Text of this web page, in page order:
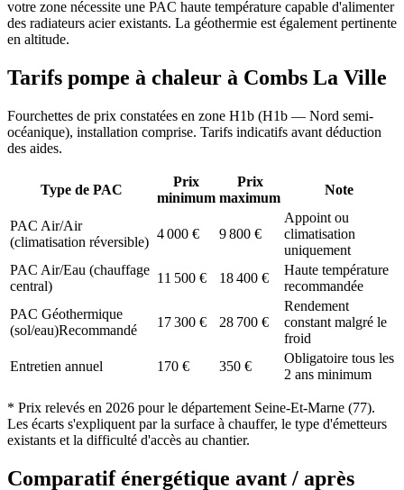
votre zone nécessite une PAC haute température capable d'alimenter
des radiateurs acier existants. La géothermie est également pertinente
en altitude.
Tarifs pompe à chaleur à Combs La Ville
Fourchettes de prix constatées en zone H1b (H1b — Nord semi-
océanique), installation comprise. Tarifs indicatifs avant déduction
des aides.
Type de PAC
Prix
minimum
Prix
maximum
Note
PAC Air/Air
(climatisation réversible)
4 000 € 9 800 €
Appoint ou
climatisation
uniquement
PAC Air/Eau (chauffage
central)
11 500 € 18 400 €
Haute température
recommandée
PAC Géothermique
(sol/eau)Recommandé
17 300 € 28 700 €
Rendement
constant malgré le
froid
Entretien annuel
170 € 350 €
Obligatoire tous les
2 ans minimum
* Prix relevés en 2026 pour le département Seine-Et-Marne (77).
Les écarts s'expliquent par la surface à chauffer, le type d'émetteurs
existants et la difficulté d'accès au chantier.
Comparatif énergétique avant / après